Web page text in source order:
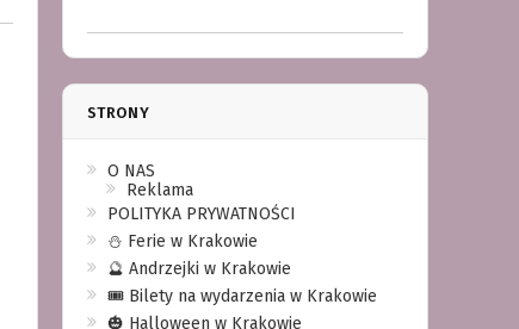
STRONY
O NAS
Reklama
POLITYKA PRYWATNOŚCI
⛄️ Ferie w Krakowie
🔮 Andrzejki w Krakowie
🎟️ Bilety na wydarzenia w Krakowie
🎃 Halloween w Krakowie